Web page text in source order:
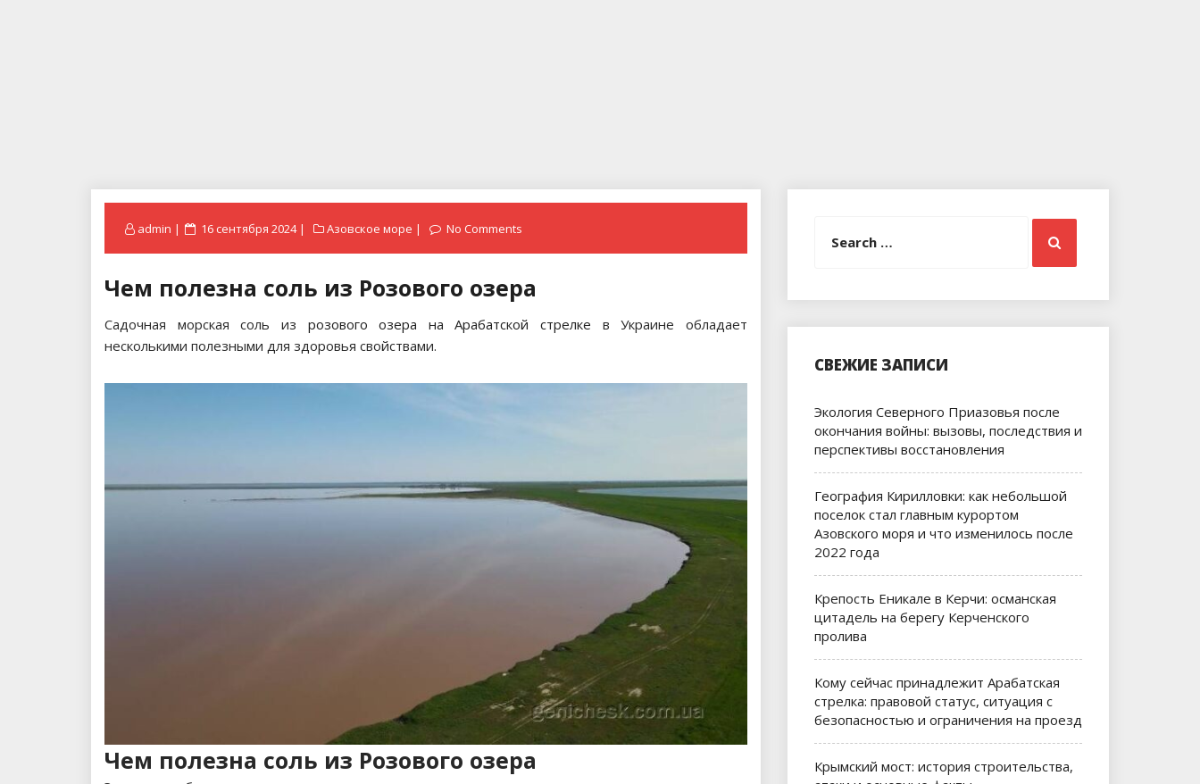
admin
Posted
16 сентября 2024 Азовское море No Comments
Чем полезна соль из Розового озера
Садочная морская соль из розового озера на Арабатской стрелке в Украине обладает
несколькими полезными для здоровья свойствами.
Чем полезна соль из Розового озера
for:
Search
СВЕЖИЕ ЗАПИСИ
Экология Северного Приазовья после
окончания войны: вызовы, последствия и
перспективы восстановления
География Кирилловки: как небольшой
поселок стал главным курортом
Азовского моря и что изменилось после
2022 года
Крепость Еникале в Керчи: османская
цитадель на берегу Керченского
пролива
Кому сейчас принадлежит Арабатская
стрелка: правовой статус, ситуация с
безопасностью и ограничения на проезд
Крымский мост: история строительства,